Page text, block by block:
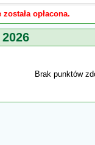
opłacona.
2026
Brak punktów